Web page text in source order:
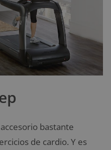
bastante
de cardio. Y es